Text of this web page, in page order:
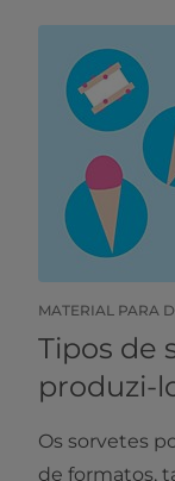
MATERIAL PARA
Tipos de
produzi-
Os sorvetes
de formatos,